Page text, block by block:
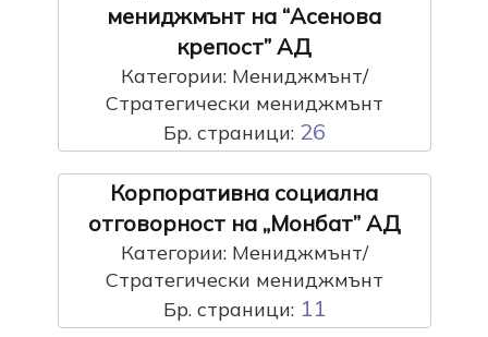
мениджмънт на “Асенова
крепост” АД
Категории: Мениджмънт/
Стратегически мениджмънт
Бр. страници: 26
Корпоративна социална
отговорност на „Монбат” АД
Категории: Мениджмънт/
Стратегически мениджмънт
Бр. страници: 11